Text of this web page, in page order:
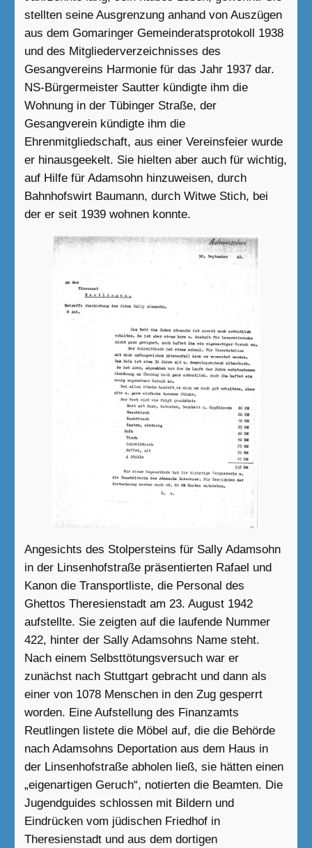
stellten seine Ausgrenzung anhand von Auszügen
aus dem Gomaringer Gemeinderatsprotokoll 1938
und des Mitgliederverzeichnisses des
Gesangvereins Harmonie für das Jahr 1937 dar.
NS-Bürgermeister Sautter kündigte ihm die
Wohnung in der Tübinger Straße, der
Gesangverein kündigte ihm die
Ehrenmitgliedschaft, aus einer Vereinsfeier wurde
er hinausgeekelt. Sie hielten aber auch für wichtig,
auf Hilfe für Adamsohn hinzuweisen, durch
Bahnhofswirt Baumann, durch Witwe Stich, bei
der er seit 1939 wohnen konnte.
Angesichts des Stolpersteins für Sally Adamsohn
in der Linsenhofstraße präsentierten Rafael und
Kanon die Transportliste, die Personal des
Ghettos Theresienstadt am 23. August 1942
aufstellte. Sie zeigten auf die laufende Nummer
422, hinter der Sally Adamsohns Name steht.
Nach einem Selbsttötungsversuch war er
zunächst nach Stuttgart gebracht und dann als
einer von 1078 Menschen in den Zug gesperrt
worden. Eine Aufstellung des Finanzamts
Reutlingen listete die Möbel auf, die die Behörde
nach Adamsohns Deportation aus dem Haus in
der Linsenhofstraße abholen ließ, sie hätten einen
„eigenartigen Geruch“, notierten die Beamten. Die
Jugendguides schlossen mit Bildern und
Eindrücken vom jüdischen Friedhof in
Theresienstadt und aus dem dortigen